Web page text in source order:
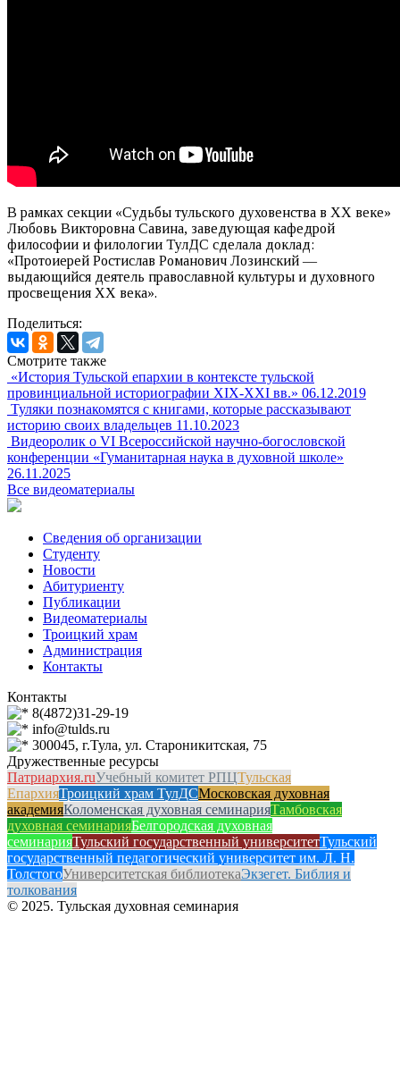
В рамках секции «Судьбы тульского духовенства в XX веке»
Любовь Викторовна Савина, заведующая кафедрой
философии и филологии ТулДС сделала доклад:
«Протоиерей Ростислав Романович Лозинский —
выдающийся деятель православной культуры и духовного
просвещения XX века».
Поделиться:
Смотрите также
«История Тульской епархии в контексте тульской
провинциальной историографии XIX-XXI вв.» 06.12.2019
Туляки познакомятся с книгами, которые рассказывают
историю своих владельцев 11.10.2023
Видеоролик о VI Всероссийской научно-богословской
конференции «Гуманитарная наука в духовной школе»
26.11.2025
Все видеоматериалы
Сведения об организации
Студенту
Новости
Абитуриенту
Публикации
Видеоматериалы
Троицкий храм
Администрация
Контакты
Контакты
8(4872)31-29-19
info@tulds.ru
300045, г.Тула, ул. Староникитская, 75
Дружественные ресурсы
Патриархия.ruУчебный комитет РПЦТульская
ЕпархияТроицкий храм ТулДСМосковская духовная
академияКоломенская духовная семинарияТамбовская
духовная семинарияБелгородская духовная
семинарияТульский государственный университетТульский
государственный педагогический университет им. Л. Н.
ТолстогоУниверситетская библиотекаЭкзегет. Библия и
толкования
© 2025. Тульская духовная семинария